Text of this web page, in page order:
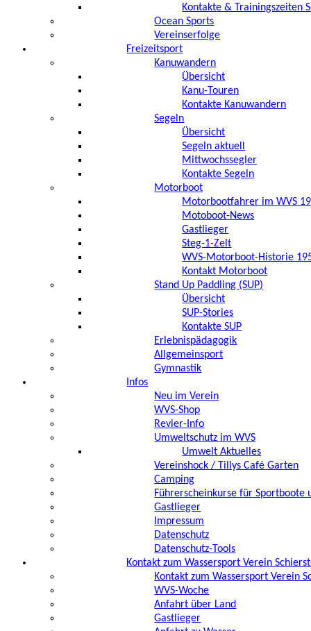
Kontakte & Trainingszeiten
Ocean Sports
Vereinserfolge
Freizeitsport
Kanuwandern
Übersicht
Kanu-Touren
Kontakte Kanuwandern
Segeln
Übersicht
Segeln aktuell
Mittwochssegler
Kontakte Segeln
Motorboot
Motorbootfahrer im WVS
Motoboot-News
Gastlieger
Steg-1-Zelt
WVS-Motorboot-Historie
Kontakt Motorboot
Stand Up Paddling (SUP)
Übersicht
SUP-Stories
Kontakte SUP
Erlebnispädagogik
Allgemeinsport
Gymnastik
Infos
Neu im Verein
WVS-Shop
Revier-Info
Umweltschutz im WVS
Umwelt Aktuelles
Vereinshock / Tillys Café Garten
Camping
Führerscheinkurse für Sportboote
Gastlieger
Impressum
Datenschutz
Datenschutz-Tools
Kontakt zum Wassersport Verein
Kontakt zum Wassersport Verein
WVS-Woche
Anfahrt über Land
Gastlieger